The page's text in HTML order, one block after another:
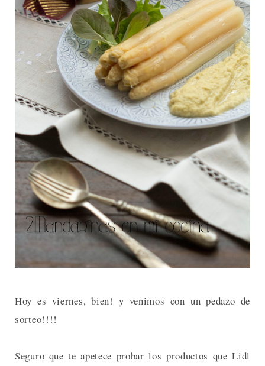
Hoy es viernes, bien! y venimos con un pedazo de
sorteo!!!!
Seguro que te apetece probar los productos que Lidl